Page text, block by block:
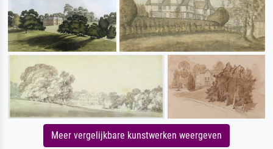
Meer vergelijkbare kunstwerken weergeven